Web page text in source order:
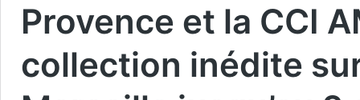
Provence et la CCI
collection inédite